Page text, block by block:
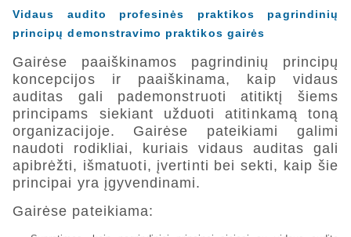
Vidaus audito profesinės praktikos pagrindinių
principų demonstravimo praktikos gairės
Gairėse paaiškinamos pagrindinių principų
koncepcijos ir paaiškinama, kaip vidaus
auditas gali pademonstruoti atitiktį šiems
principams siekiant užduoti atitinkamą toną
organizacijoje. Gairėse pateikiami galimi
naudoti rodikliai, kuriais vidaus auditas gali
apibrėžti, išmatuoti, įvertinti bei sekti, kaip šie
principai yra įgyvendinami.
Gairėse pateikiama: